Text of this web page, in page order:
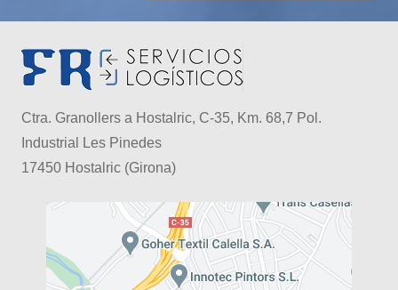
Ctra. Granollers a Hostalric, C-35, Km. 68,7 Pol.
Industrial Les Pinedes
17450 Hostalric (Girona)